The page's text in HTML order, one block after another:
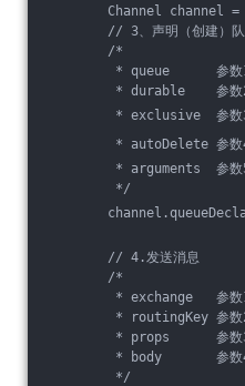
Channel channel =
// 3、声明（创建）队
/*
* queue      参数1：
* durable    参数2：是
* exclusive  参数3：
* autoDelete 参数4：是
* arguments  参数5：队
*/
// 4.发送消息
/*
* exchange   参数1：交
* routingKey 参数2：队列
* props      参数3：
* body       参数4：
*/